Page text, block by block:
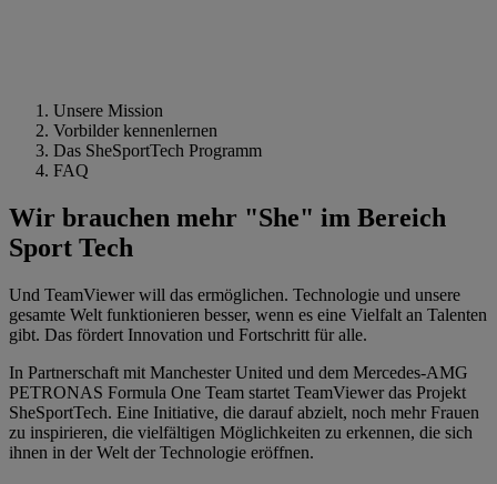
Unsere Mission
Vorbilder kennenlernen
Das SheSportTech Programm
FAQ
Wir brauchen mehr "She" im Bereich
Sport Tech
Und TeamViewer will das ermöglichen. Technologie und unsere
gesamte Welt funktionieren besser, wenn es eine Vielfalt an Talenten
gibt. Das fördert Innovation und Fortschritt für alle.
In Partnerschaft mit Manchester United und dem Mercedes-AMG
PETRONAS Formula One Team startet TeamViewer das Projekt
SheSportTech. Eine Initiative, die darauf abzielt, noch mehr Frauen
zu inspirieren, die vielfältigen Möglichkeiten zu erkennen, die sich
ihnen in der Welt der Technologie eröffnen.